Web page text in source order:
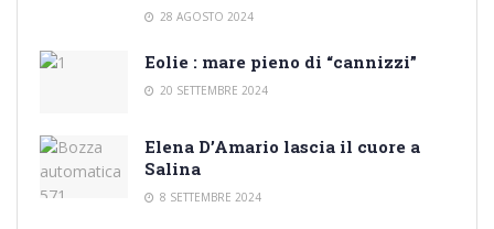
28 AGOSTO 2024
Eolie : mare pieno di “cannizzi”
20 SETTEMBRE 2024
Elena D’Amario lascia il cuore a
Salina
8 SETTEMBRE 2024